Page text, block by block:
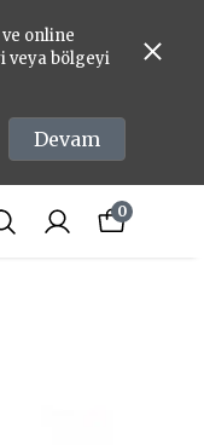
online
veya bölgeyi
Devam
0